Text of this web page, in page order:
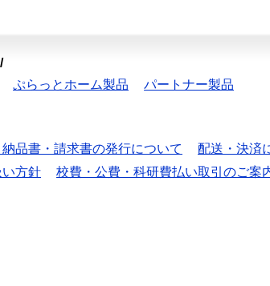
ぷらっとホーム製品 パートナー製品
納品書・請求書の発行について 配送・決済
方針 校費・公費・科研費払い取引のご案